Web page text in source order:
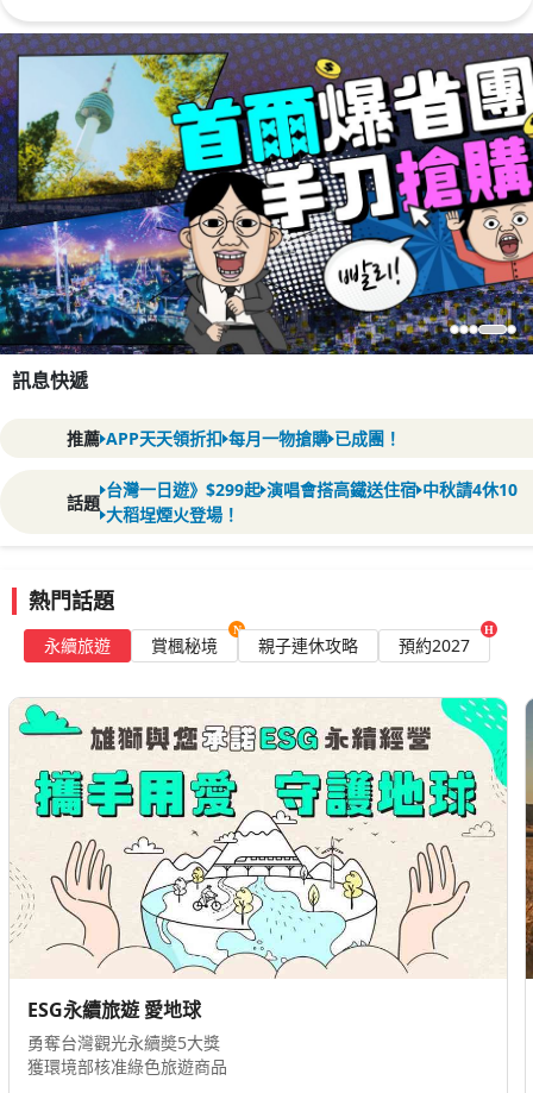
訊息快遞
推薦 APP天天領折扣 每月一物搶購 已成團！
話題
台灣一日遊》$299起 演唱會搭高鐵送住宿 中秋請4休10
大稻埕煙火登場！
熱門話題
永續旅遊 賞楓秘境 親子連休攻略 預約2027
本
｜
寒
假/
過
年
預
購
折
3
千
夯！
白
川
鄉
合
掌
村
點
燈
黑
TWD 30,900起
約
羊
年
春
節
長
線
假
期
折
5
千
安
排
五
星
住
宿、
山
林
秘
境
飯
米
林
推
薦
餐
TWD 71,900起
灣
出
發
神
戶
享
機
場
接
送
台
灣
直
航
神
戶，
享
INNN
專
車
送
92
優
TWD 8,213起
約
2027
全
球
跨
年
早
鳥
預
購
最
高
折
萬
感
受
紛
震
煙
TWD 59,900起
高
雄
來
回
｜
追
冰
島
夢
幻
極
光
藍
湖
溫
泉、
藍
冰
洞
熔
岩
秀
幻
交
曲
TWD 16,500起
海
上
跨
年
|
迎
接
2027
榮
耀
號
🚢
冬
季
沖
繩
跳
島
17.2
萬
旗
艦
華
輪
TWD 25,900起
假
攻
略！
日
本、
韓
國、
東
南
亞
這
樣
玩
東
京
迪
士
尼、
大
阪
環
球
影
城
夜
物
園
TWD 23,900起
國
｜
連
假
出
遊
最
高
折
4
千
限
定
節
慶
體
驗
親
子
樂
園
選、
TWD 13,999起
南
亞
︱
兒
童
不
佔
床
最
高
折
1
萬
小
孩
最
愛
樂
園、
動
物
園
魅
秀
獨
卡
TWD 16,888起
內
西
湖
洲
際
飯
店
走
路
可
達
西
湖，
且
有
湖
面
上
水
上
百
交
通
便
利
TWD 6,090起
國
內
親
子
必
玩
拉
拉
山
水
蜜
桃
森
林
避
暑
東
海
館、
園
心
玩
TWD 3,999起
澳
門
｜
新
濠
影
滙
親
子
遊
定
卡
友
現
折
500
恆
溫
水
樂
園、
舞
間
表
TWD 1,052起
週
CHILL
一
波
折
扣
碼
週
週
發
｜
最
高
折
$988
行
TWD 599 起
本
｜
紅
葉
追
楓
季
開
賣
啦！
立
山
黑
部
賞
楓、
兼
六
園
飛
季
燈
TWD 42,900起
國
｜
賞
楓
搶
先
卡
位
內
藏
山、
雞
龍
山、
白
羊
寺
賞
楓
銀
杏
景、
州
楓
TWD 13,499起
東
賞
楓
挑
戰
最
低
價
五
大
賞
楓
區、
尼
加
拉
面
瀑
房
川
普
觀
千
群
島
遊
船
TWD 121,900起
美
加
東
賞
楓
已
成
團
🍁
紐
約、
魁
北
克
等
經
典
城
市
一
蒐
集
刷
滿
送
陶
板
TWD 121,900起
高
雄
直
飛
|
韓
國
楓
紅
搶
先
賣
慶
楓
紅
煙
火
節
經
典
楓
內
藏
山、
濟
洲
寺
TWD 17,900起
ESG永續旅遊 愛地球
勇奪台灣觀光永續奬5大獎
獲環境部核准綠色旅遊商品
北
｜
青
森
秋
楓
美
學
6
日
限
定
一
團：
11/05
星
野
集
團
兩
TWD 119,900起
陸
｜
夢
幻
白
川
鄉
點
燈
5
日
熱
門
推
薦：
01/09、
01/22
小
團
出
發、
館
TWD 102,900起
海
道
｜
二
世
谷
柏
悅
6
日
10/25、
11/08
已
成
團
洞
爺
湖、
旬
鮮
宴、
米
林
宿
TWD 95,900起
瑞
｜
童
話
仙
境
14
日
熱
門
推
薦：
10/07、
10/21
五
星
文
華
方、
國
湖、
列
TWD 269,900起
東
京
｜
富
士
山
賞
楓
名
湯
5
日
11/10、
11/17
已
成
團
甜
點
列
車、
河
湖
遊
橫
飯
TWD 69,900起
北
歐
三
國
｜
夢
幻
追
光
10
日
門
推
薦：
12/16、
03/10
2
晚
玻
璃
光
屋、
地
體
光
獵
TWD 261,900 起
埃
及
｜
奢
御
古
文
明
13
日
門
推
薦：
02/02、
03/09
頂
級
尼
輪
日、
開
羅
酒
TWD 225,900 起
肯
亞
｜
獅
王
傳
奇
10
日
兩
人
成
行．
全
程
五
星
級
飯
馬
馬
拉
國
園
TWD 219,900起
看更多璽品行程
本
紅
葉
追
楓
季
ｘ
１
萬
折
扣
碼
漫
步
紅
葉
名
所
~
奧
入
瀨
溪
+1
際
酒
店
TWD 45,900起
日
本
高
CP
值
行
程
全
程
無
自
理
餐、
五
星
住
宿
優
TWD 31,888起
本
冬
季
旅
遊
｜
過
年
最
高
折
3000
北
海
道
破
冰
船、
合
掌
村
點
燈
銀
山
泉、
冰
TWD 37,900起
本
航
空
｜
送
吉
卜
力
公
園
門
票
10/10
吉
卜
力
公
園
門
票
搭
配
航
託
2
放
買
TWD 15,613起
台
中
直
飛
｜
10.2
星
宇
直
飛
北
海
道
新
航
點
搶
先
卡
位
支
笏
湖
葉、
小
運
TWD 42,900起
獨
家
首
發
～
關
西
新
玩
法
鐵
最
新
餐
廳
列
車
~Les
Saveurs
志
神
少
女
列
丹
後
鐵
TWD 49,900起
★
日
本
達
人
推
薦
系
列
團
度
8
日
遊．
美
食
團
雙
遊．
宿
連
泊
TWD 29,900 起
德
島
阿
波
舞
祭
限
量
買
一
送
一
南
內
町
演
舞
場
特
別
觀
覽
限
買
一
送
TWD 3,066 起
更多熱銷已成團
國
｜
暑
假
限
時
大
促
銷
親
子
熱
門
精
選
行
程
折
2
千
園
TWD 18,900起
爾
｜
5
日
CP
值
首
選
暑
假
促
銷
團、
熱
氣
球
體
驗
TWD 12,499起
山
｜
體
驗
升
級
已
成
團
住
宿
升
等、
親
子
體
驗
三
大
主
韓
雙
TWD 17,900起
國
｜
楓
紅
精
選
搶
先
卡
位
內
藏
山、
雞
龍
山、
白
羊
寺
賞
楓
銀
杏
景、
州
楓
TWD 13,499起
HOTEL
THE
BOTANIK
世
運
明
洞
地
鐵
站
步
行
3-
5
分
鐘
客
備
有
議
洗
機
TWD 4,350起
台
中
直
飛
｜
韓
國
紅
葉
開
賣
天
搭
星
宇
直
飛
釜
山
2026
山
國
煙
火
TWD 33,900起
高
雄
出
發|
慢
遊
首
爾
半
自
助
日
自
由
活
動
兩
晚
近
飯
TWD 24,888 起
週
二
訂
房
日
濟
州
島
１
折
起
消
暑
戲
水
海
島
衝
一
波
訂
最
高
折
TWD 221起
更多熱銷已成團
灣
觀
光
列
車
精
選
行
程
推
薦
山
嵐、
鳴
日
號
8-
9
月
餘
位
快
平
山
不
擠
人
TWD 10,500起
假
折
扣
碼
現
領
現
用
最
有
感
國
內
親
子、
山
林
度
假
等
你
玩
TWD 4,999起
子
必
遊
台
東
熱
氣
球
光
雕、
無
人
機
夢
幻
演
出
賞
針
花
原
體
TWD 4,999起
高
鐵．
瘋
玩
樂
園
0
元
起
九
族、
麗
寶、
劍
湖
山、
義
大
台
海
洋
一
TWD 910起
馬
祖
追
藍
眼
淚
一
生
必
遊
夢
幻
螢
光
海
南
竿、
芹
聚
TWD 9,999起
台
中
出
發
｜
秋
季
出
遊
嶺
古
道
芒
花
季、
司
馬
庫
斯
福
壽
賞
楓、
行
任
選
TWD 699起
高
雄
出
發
｜
金
門
品
酒
香
獅
獨
家
企
劃，
在
金
門
辦
聚
場
景
融
統
客
再
升
酒
體
驗
TWD 11,800 起
台
中
鳳
凰
酒
店
【雄
獅
星
樂
園】
每
房
加
贈
樂
門
票
2
TWD 2,666 起
全台最美花海點我看>>
約
2027
香
港
跨
年
享
貴
賓
閣
維
港
煙
火
秀
小
TWD 17,999起
門
英
皇
娛
樂
酒
店
自
由
行
3
日
含
自
助
早
餐
延
遲
退
房
至
14:00
壽
燒
晚
餐
TWD 10,199起
川
航
空
｜
兩
岸
直
航
77
折
起
重
慶、
成
都
特
定
區
間
全
航
65
歲
以
折
TWD 11,923起
New
筑
格
酒
店
(IHG
洲
際
旗
下)
上
海
自
由
行
機
+酒
6
日
2
成
行、
早
TWD 10,999起
香
港
北
角
越
秀
雅
詩
閣
服
務
公
寓
【含
早
餐】
優
惠
TWD 5,050起
玩
樂
蘇
杭
｜
上
海
自
由
行
5
日
州
園
林、
杭
州
西
湖、
專
人
導
2
成
行、
上
TWD 29,900起
台
中
直
飛
｜
港
澳
精
彩
自
由
行
港
童
趣
迪
士
尼
樂
園
繽
不
夜
城
TWD 9,599
高
雄
出
發
|
香
港
迪
士
尼
3
天
入
住
1
晚
主
題
酒
店
★4
室
未
稅
TWD 11,099 起
更多中港澳奢華遊
深度北陸》限量立山黑部
０自理、０自費、０小費！嚴選名湯御宿・兩晚萬豪系列飯店
日韓雙國一次滿足｜釜山＋九州
膠囊列車、斜坡滑車、阿蘇火山口、肥美長腳蟹吃到飽
揪團省1萬｜宿霧＋長灘島
無購物》歐斯陸鯨鯊共游、海洋公園、文華酒店下午茶
北陸賞楓企劃｜獨享雪月花包車
飛驒牛秋蟹．特選溫泉飯店兩晚．陸海空盡賞紅葉美景
清邁無購物6日 體驗泰服超好拍
全新景點~小白廟、清萊白廟、藍廟，泰國蝦吃到飽
香港慢旅 兩晚都會海逸酒店
全程無自理餐、無購物站、贈3日上網卡
北海道｜雄獅獨家 8月全新開幕渡假村
全程無自理餐》升等螃蟹宴席，無小費
仲夏寶島號 暑假僅三班
台東至玉里，獨家玩親子復古車廂！
比
法
9
日
★
最
後
餘
位
清
倉
價
輕
鬆
直
航、
雙
百
貨
享
受
購
物
宮
必
遊
TWD 84,900起
瑞
8
日
★
冬
季
必
玩
聖
誕
市
集
童
話
小
鎮
羅
騰
堡、
城
堡
大
道
回
路、
享
傳
統
風
餐
TWD 58,900起
雄
來
回
｜
2027
年
寒
假
過
年
開
賣
早
鳥
搶
位
最
高
折
扣
5
千
士、
西
牙、
TWD 121,900起
姆
斯
特
丹
TRIBE
AMSTERDAM
CITY
步
行
2
分
鐘
可
達
Noord
地
鐵
站
距
離
姆
中
車
站
僅
2
站
TWD 5,100起
年
中
慶
｜
義
大
利
輕
旅
行
8
日
米
蘭
連
泊、
威
尼
斯
本
島
住
一
伯
納
車
越
瑞
義
TWD 63,900起
年
中
慶
｜
奧
斯
匈
古
都
8
日
瑙
河
遊
船、
布
達
佩
斯
中
央
場
牙
利
三
茜
茜
公
雙
TWD 64,900起
特
選
北
歐
四
國
13
日
峽
灣
遊
船、
挪
威
縮
影
景
車
布
里
斯
河、
國
過
夜
輪
TWD 147,900 起
星
宇
航
空
｜
最
低
82
折
起
布
拉
格
9
折
起
其
他
亞
點
低
82
折
TWD 38,985 起
更多歐洲特色玩法
秋
雙
十
出
發
探
索
千
年
文
明
茶
香
斯
里
蘭
卡、
尼
泊
爾
朝
聖
經
線
TWD 49,900起
已
成
團》
超
值
杜
拜
7
日
三
大
豪
華
餐、
五
晚
五
星
登
塔、
觀
TWD 49,900起
團
精
選》
說
走
就
走
土
耳
其
之
旅
免
5
萬
起．
指
定
團
送
熱
氣
球
世
文
巡
五
星
飯
店
TWD 45,900起
慶
開
航》
印
度
新
開
團
12/1
長
榮
直
飛
印
度
德
里
指
團
送
麗
驗
TWD 48,900起
土
耳
其
航
空
限
時
優
惠
出
發
伊
斯
坦
堡
享
9
折
促
優
惠
TWD 32,624起
8/26
即
將
成
團》
暑
假
埃
及
10
日
羅
古
城、
阿
布
辛
貝
雙
神
殿
尼
羅
遊
輪．
度
勝
地
TWD 69,888起
夏
季
限
定》
肯
亞
動
物
大
遷
徙
先
卡
位
2027
最
佳
觀
賞
季
探
非
洲
五
賽
拉
連
泊
TWD 179,000 起
土
耳
其
自
由
行
｜
自
選
機
+酒
週
四
輸
入
【FITPKG】
折
400
探
索
卡
多
奇
亞
TWD 27,150 起
更多亞非玩樂攻略
拿
大
西
部
｜
秋
季
洛
磯
10
日
冰
原
雪
車、
班
夫
小
鎮、
露
易
絲
湖
TWD 128,900起
休
不
加
價
｜
美
西
新
奇
雙
秘
境
9
羚
羊
峽
谷、
馬
蹄
灣、
大
峽
谷、
沙
門
橋、
拉
斯
維
加
９
日
TWD 69,900起
節
看
極
光
圓
夢
｜
西
雅
圖
雙
城
8
冰
川
健
行、
狗
拉
雪
橇
珍
娜
泉
泡
極
小
TWD 137,900起
合
航
空
｜
飛
關
島
折
千
元
聯
合
航
空
飛
關
島，
自
由
行
程、
機
滿
現
一
千
TWD 12,584起
華
麗
美
洲
｜
美
西
紅
岩
小
鎮
9
日
紀
念
碑
山
谷、
吉
普
車
體
驗、
大
谷
中
藍
麥
當
勞、
羊
谷
TWD 79,900起
美
東
五
大
城
｜
尼
加
拉
瀑
布
10
日
榮
雙
點
進
出、
尼
加
拉
瀑
布
瀑
房
紐
約
台、
城、
首
都
盛
TWD 103,900 起
冬
季
極
光
｜
黃
刀
x
洛
磯
11
日
晚
極
光
觀
測、
狗
拉
雪
橇
夫
鎮、
硫
磺
車、
酒
酒
莊
TWD 155,900 起
加
拿
大
超
值
鮭
魚
洄
遊
2
日
遊
四
年
一
度
鮭
魚
洄
游
大
年
證
萬
紅
鮭
奇
TWD 6,200 起
更多美西新玩法
根
廷
單
國
精
華
11
日
探
戈
與
足
球‧
世
界
盡
頭
火
地
蘇
TWD 299,900起
星
秘
魯
漫
遊
13
日
10
晚
五
星‧
世
界
遺
產
馬
丘
比
山‧
的
喀
喀
湖
TWD 269,900起
西
哥
亡
靈
節
11
日
市
場
獨
家！
世
遺
小
鎮
節
慶
體
亡
靈
繪
髏．
雅
金
字
塔．
坎
五
星
泊
TWD 277,900起
魯
玻
利
維
亞
天
空
之
鏡
15
日
天
空
之
城
馬
丘
比
丘‧
天
空
之
烏
尤
鹽
證
住
鹽
之
宮
殿‧
斯
卡
探
秘
TWD 369,900起
2027
南
美
三
國
嘉
年
華
20
日
巴
西
嘉
年
華
冠
軍
賽‧
智
利
復
節
島‧
瓜
界
盡
頭
地
百
年
酒
莊
巡
禮
TWD 669,900起
秘
魯
智
利
雙
奇
景
15
日
丘
比
丘‧
復
活
節
島
摩
艾
石
古
庫
斯
斯
線
TWD 399,900 起
《寒
假
春
節》
中
美
洲
三
國
14
日
藍
洞
小
飛
機‧
世
界
最
美
馬
遺
址
馬
宏
都
拉
貝
斯
TWD 364,900 起
黃
金
秘
魯
亞
馬
遜
全
覽
16
日
亞
馬
遜
雨
林
探
奇‧
神
秘
印
文
帝
國
庫
馬
丘
丘‧
斯
卡
TWD 359,900起
更多中南美旅遊
梨
跨
年
派
對
歌
舞
秀
煙
火
船
保
證
東
澳
三
城
雙
點
進
出
·
廚
師
小
·
可
愛
明
動
物
合
TWD 198,800起
約
羊
年
·
季
節
限
定
航
班
直
飛
南
夜
宿
袋
鼠
島
·
入
住
微
醺
酒
草
百
年
馬
拉
車
TWD 158,800起
世
界
第
一
道
曙
光
·
南
半
球
夢
幻
新！
登
頂
約
翰
山
天
文
台
·
雲
端
啡
時
嶼
·
探
索
巖
中
南
北
10
日
TWD 146,800起
爾
本
帝
盛
酒
店
步
行
5
分
鐘
可
達
Southern
Cross
車
站
Skybus
站
TWD 4,200起
中
秋
雙
十
連
假
·
超
值
西
澳
8
日！
入
住
酒
莊
區．
尋
找
世
界
最
快
微
笑
鼠
饗
在
地
雙
集
驗
TWD 76,800起
玩
轉
大
堡
礁
·
凱
恩
斯
動
靜
雙
城
9
梭
號
海
上
直
升
機．
俯
瞰
世
七
大
景
帆
饗
宴
·
嘴
秘
境
TWD 143,800 起
新
品
上
架
·
夏
季
暢
玩
金
雪
8
速
噴
射
快
艇．
嗨
玩
夢
幻
洲
人
氣
一
集
結
TWD 77,800 起
紐
西
蘭
CHILL
純
北
島
8
日
全
黑
隊
體
驗、
米
其
林
美
食
白
熱
階
梯、
螢
TWD 79,800 起
澳洲最優惠推薦
機
票
人
包
中
華
航
空
｜
獨
家
機
票
$3,888
星
宇
航
空
｜
度
假
模
式，
最
聯
合
航
空
｜
關
島
旅
遊
滿
中
國
國
際
航
空
｜
P
艙
促
南
方
航
空
｜
台
灣
出
發
85
四
川
航
空
｜
優
惠
88
折
起
日
本
航
空
｜
買
機
票
送
吉
土
耳
其
航
空
｜
夏
季
優
惠
中
華
航
空
獨
家
票
$3,888
🔸
活
期
間：
～
8/17
全
球
8
折
起
限
量
搶
聯
合
航
空
關
島
遊
滿
萬
千
🔸
開
日
期：
🔸
日
期：
2026/09/01~2026/12/31
開
票
▸8
/
31
前
聯
合
航
空
美
洲
日
飛
行
大
放
送
🔸
開
日
期：
日
起
2026/08/31
🔸
發
日
期：
2026/08/15-
2026/12/10
開
票
▸8
/
31
前
星
宇
航
空
度
假
式，
最
低
82
折
🔸
開
日
期：
2026/08/31
開
票
/
31
前
快領▸機票折扣碼
旅
遊
熱
銷
已
成
團
安
心
報
名
雄
獅
獨
家
｜
北
海
道
「慢」
旅
達
人
推
薦
｜
深
度
８
日
尋
找
2026
歐
洲
聖
誕
幸
福
｜
日
韓
東
南
亞
高
CP
值
Prada
義
大
利
踩
點
北
海
道
日
遊
｜
摩
12/01(二)、
12/02(三)、
12/06(日)...
出
發
地：
台
北
TWD
51,900
起
京
5
日
遊
｜
身
延
08/29(六)、
09/01(二)、
09/05(六)...
出
發
地：
台
北
TWD
42,900
起
釜
山
日
遊
｜
海
雲
09/13(日)、
09/20(日)、
09/27(日)...
出
發
地：
高
雄
TWD
26,900
起
濟
州
日
遊
｜
萬
丈
12/13(日)、
12/27(日)、
01/10(日)...
出
發
地：
高
雄
TWD
27,900
起
北
越
5
日
遊
｜
下
龍
09/09(三)、
09/30(三)、
10/14(三)...
出
發
地：
台
北
TWD
45,900
起
韓
國
5
日
遊
｜
景
福
09/05(六)、
09/19(六)、
11/28(六)...
出
發
地：
高
雄
TWD
41,500
起
馬
來
亞
新
加
坡
8
08/24(一)、
09/07(一)、
10/19(一)...
出
發
地：
台
北
TWD
48,900
起
北
歐
三
國
14
日
｜
挪
10/09(五)
出
發
地：
台
北
TWD
182,900
起
5
日
遊
｜
櫻
島
09/07(一)、
09/19(六)、
09/30(三)...
出
發
地：
台
北
TWD
43,900
起
來
西
亞
5
日
遊
｜
09/03(四)、
09/08(二)、
09/15(二)...
出
發
地：
台
北
TWD
36,900
起
印
尼
8
日
遊
｜
婆
羅
11/05(四)、
12/11(五)
出
發
地：
台
北
TWD
69,800
起
土
耳
其
10
日
遊
｜
土
11/30(一)、
12/14(一)、
12/28(一)...
出
發
地：
台
北
TWD
59,900
起
經
典
巴
爾
幹
6
國
15
11/04(三)、
11/11(三)、
11/25(三)...
出
發
地：
台
北
TWD
152,900
起
英
國
9
日
遊
｜
大
英
10/09(五)、
10/14(三)
出
發
北
TWD
129,900
起
冰
島
10
日
遊
｜
極
光
12/25(五)
出
發
北
TWD
168,900
起
克
羅
埃
西
亞
斯
洛
維
01/07(四)、
01/14(四)、
01/21(四)...
出
發
103,900
起
優
惠
人
包
超
值
優
惠
指
南。
天
天
領
天
天
訂
房
日。
限
時
開
搶
下
週
一
瘋
票
券。
當
日
領
券
折
週
二
訂
房
日。
當
日
領
券
折
週
三
機
票
日。
當
日
領
券
折
週
四
鐵
道
日。
滿
額
折
7000
週
五
郵
輪
日。
滿
額
折
5000
週
六
機
票
日。
當
日
領
券
折
週
日
團
體
日。
最
高
折
9000
阪
遊
｜
市
場、
水
寺、
伏
荷
大
社
出
發
地：
台
TWD
起
日
｜
敦
二
日
自
在
英
｜
特
選
10/14(三)
出
發
地：
台
TWD
起
捷
日
聖
誕
市
集、
童
小
鎮
堡、
紐
倫
堡
12/06(日)、
12/16(三)...
出
發
地：
台
TWD
德
日
｜
曼
蒂
克
大
道、
羅
騰
堡、
鵝
堡
｜
特
11/25(三)、
11/29(日)...
出
發
地：
台
TWD
義
10
遊
古
羅
馬
夜
遊、
水
鄉
威
尼
｜
每
月
一
12/05(六)、
01/12(二)
出
發
地：
台
TWD
德
克
日
｜
布
拉
格
城
堡、
新
天
鵝
堡
｜
每
月
一
12/08(二)、
01/21(四)...
出
發
地：
台
TWD
土
11
遊
下
午
茶、
海
峽
遊
船、
仿
穴
｜
直
飛
一
地：
台
TWD
雙
日
｜
宮
博
物
院
｜
保
住
台
北
凱
達
地：
高
南
首
洞、
弘
大、
炸
雞
學
｜
限
優
惠
折
800
地：
台
TWD
釜
島
海
上
纜
車、
天
膠
囊
車、
大
王
岩
地：
台
TWD
九
｜
田
屋
形
船、
金
鱗
湖、
湯
布
高
雄
直
地：
高
TWD
北
遊
旭
山
動
物
園、
銀
河
流
星
瀑
布
｜
保
住
地：
台
TWD
雪
｜
劇
院、
雪
梨
塔、
藍
山
｜
入
住
藍
山
地：
台
TWD
北
｜
高
地
健
行、
採
果
樂、
兼
六
園
｜
台
灣
虎
地：
高
TWD
特
日
皮
拉
圖
斯
山、
新
天
鵝
堡、
羅
曼
蒂
克
大
地：
台
TWD
奧
｜
修
塔
特、
巴
德
伊
舍、
布
拉
格
｜
華
航
雙
地：
台
TWD